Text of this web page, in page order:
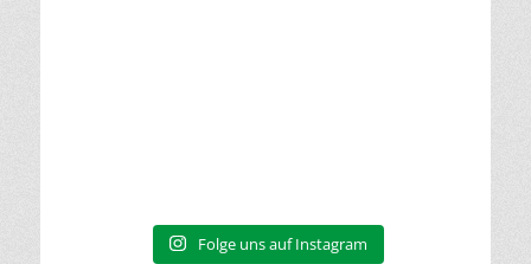
Folge uns auf Instagram